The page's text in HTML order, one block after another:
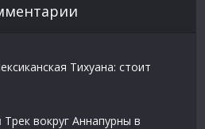
Тихуана: стоит
Трек вокруг Аннапурны в